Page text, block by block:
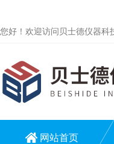
您好！欢迎访问贝士德仪器科
网站首页